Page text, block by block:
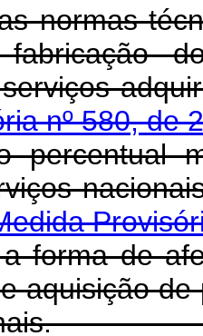
normas
dos
nº 580, de
serviços
forma de
aquisição